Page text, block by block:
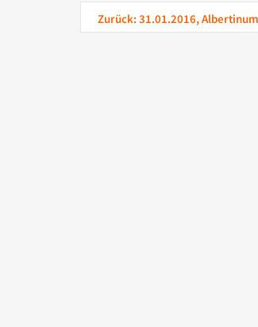
Zurück: 31.01.2016,